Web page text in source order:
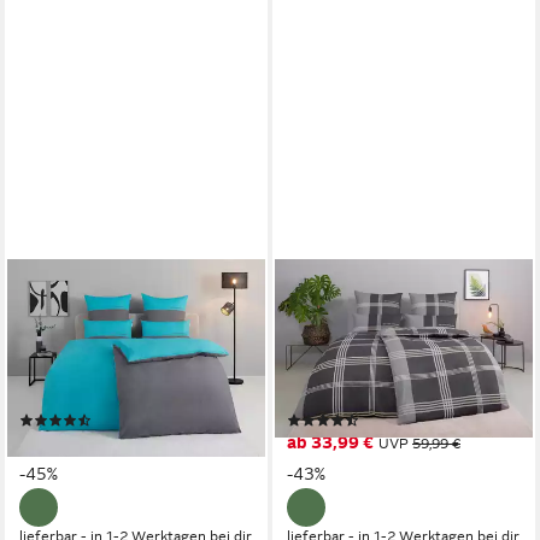
TOM TAILOR HOME
Bettwäsche Henry, Renforcé,
3 teilig, Bettwäsche aus
Baumwolle, mit GRATIS-
Zugabe: Sporthandtuch
UVP69,99 €
-45%
lieferbar - in 1-2 Werktagen bei dir
TOM TAILOR HOME
Bettwäsche Ole, Renforcé, 2
teilig, karierte Bettwäsche aus
Baumwolle, mit
Reißverschluss
(2124)
ab 33,99 € UVP 59,99 €
-43%
lieferbar - in 1-2 Werktagen bei dir